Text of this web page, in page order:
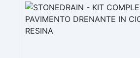
Materiale Resistente:
alta qualità per garantire
nel tempo. ✅ Auto-livellante:
auto-livella per una finitura